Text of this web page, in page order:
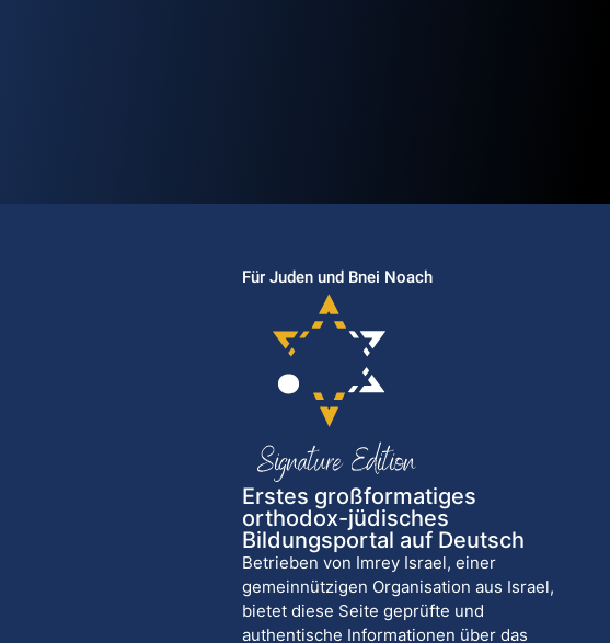
Für Juden und Bnei Noach
Erstes großformatiges
orthodox-jüdisches
Bildungsportal auf Deutsch
Betrieben von Imrey Israel, einer
gemeinnützigen Organisation aus Israel,
bietet diese Seite geprüfte und
authentische Informationen über das